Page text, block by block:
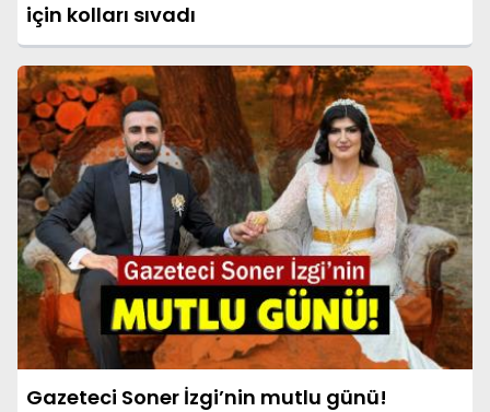
için kolları sıvadı
Gazeteci Soner İzgi’nin mutlu günü!